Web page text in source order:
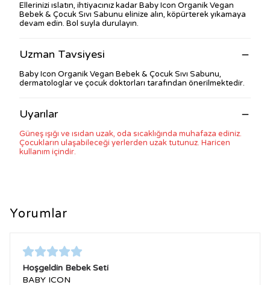
Ellerinizi ıslatın, ihtiyacınız kadar Baby Icon Organik Vegan
Bebek & Çocuk Sıvı Sabunu elinize alın, köpürterek yıkamaya
devam edin. Bol suyla durulayın.
Uzman Tavsiyesi
Baby Icon Organik Vegan Bebek & Çocuk Sıvı Sabunu,
dermatologlar ve çocuk doktorları tarafından önerilmektedir.
Uyarılar
Güneş ışığı ve ısıdan uzak, oda sıcaklığında muhafaza ediniz.
Çocukların ulaşabileceği yerlerden uzak tutunuz. Haricen
kullanım içindir.
Yorumlar
Hoşgeldin Bebek Seti
BABY ICON